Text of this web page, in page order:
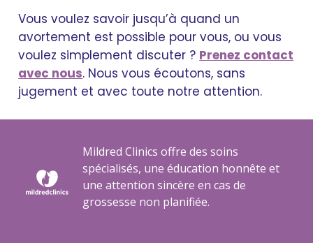
Vous voulez savoir jusqu’à quand un
avortement est possible pour vous, ou vous
voulez simplement discuter ? Prenez contact
avec nous. Nous vous écoutons, sans
jugement et avec toute notre attention.
Mildred Clinics offre des soins
spécialisés, une éducation honnête et
une attention sincère en cas de
grossesse non planifiée.